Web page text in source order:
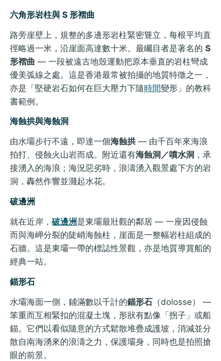
六角形岩柱與 S 形褶曲
路旁崖壁上，規整的多邊形岩柱緊密聳立，每根平均直
徑略過一米，沿崖面高達數十米。最矚目者是著名的 S
形褶曲 — 一段被遠古地殼運動把原本垂直的岩柱彎成
優美弧線之處。這是香港最常被拍攝的地質特徵之一，
亦是「堅硬岩石如何在巨大壓力下隨時間變形」的教科
書範例。
海蝕拱與海蝕洞
由水壩步行不遠，即達一個海蝕拱 — 由千百年來海浪
拍打、侵蝕火山岩而成。附近還有海蝕洞／噴水洞 ，承
接湧入的海浪；海況惡劣時，浪濤湧入觀景處下方的岩
洞，轟然作響並濺起水花。
破邊洲
就在近岸， 破邊洲是東壩最壯觀的鄰居 — 一座因侵蝕
而與海岬分裂的陡峭海蝕柱，崖面是一整幅岩柱組成的
石牆。這是東壩一帶的標誌性景觀，亦是地質導賞船的
經典一站。
錨形石
水壩海面一側，鋪滿數以千計的錨形石 （dolosse） —
笨重而互相緊扣的混凝土塊，形狀有點像「拐子」或船
錨。它們以看似隨意的方式鬆散堆疊成護坡，消減並分
散自南海湧來的浪濤之力，保護壩身，同時也是拍照搶
眼的前景。